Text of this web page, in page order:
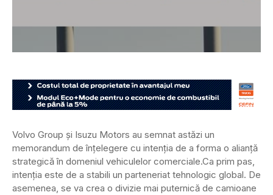
Volvo Group și Isuzu Motors au semnat astăzi un
memorandum de înțelegere cu intenția de a forma o alianță
strategică în domeniul vehiculelor comerciale.Ca prim pas,
intenția este de a stabili un parteneriat tehnologic global. De
asemenea, se va crea o divizie mai puternică de camioane